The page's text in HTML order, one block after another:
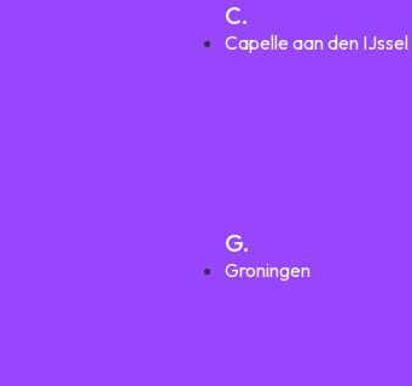
C.
Capelle aan den IJssel
G.
Groningen